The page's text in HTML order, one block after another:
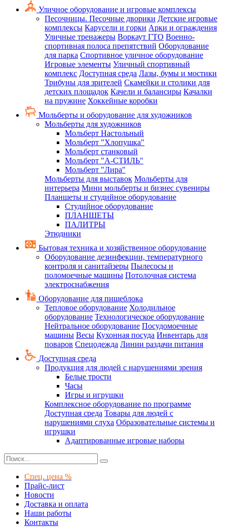
Уличное оборудование и игровые комплексы
Песочницы. Песочные дворики Детские игровые
комплексы Карусели и горки Арки и ограждения
Уличные тренажеры Воркаут ГТО Военно-
спортивная полоса препятствий Оборудование
для парка Спортивное уличное оборудование
Игровые элементы Уличный спортивный
комплекс Доступная среда Лазы, бумы и мостики
Трибуны для зрителей Скамейки и столики для
детских площадок Качели и балансиры Качалки
на пружине Хоккейные коробки
Мольберты и оборудование для художников
Мольберты для художников
Мольберт Настольный
Мольберт "Хлопушка"
Мольберт станковый
Мольберт "А-СТИЛЬ"
Мольберт "Лира"
Мольберты для выставок Мольберты для
интерьера Мини мольберты и бизнес сувениры
Планшеты и студийное оборудование
Студийное оборудование
ПЛАНШЕТЫ
ПАЛИТРЫ
Этюдники
Бытовая техника и хозяйственное оборудование
Оборудование дезинфекции, температурного
контроля и санитайзеры Пылесосы и
поломоечные машины Потолочная система
электроснабжения
Оборудование для пищеблока
Тепловое оборудование Холодильное
оборудование Технологическое оборудование
Нейтральное оборудование Посудомоечные
машины Весы Кухонная посуда Инвентарь для
поваров Спецодежда Линии раздачи питания
Доступная среда
Продукция для людей с нарушениями зрения
Белые трости
Часы
Игры и игрушки
Комплексное оборудование по программе
Доступная среда Товары для людей с
нарушениями слуха Образовательные системы и
игрушки
Адаптированные игровые наборы
Спец. цена %
Прайс-лист
Новости
Доставка и оплата
Наши работы
Контакты